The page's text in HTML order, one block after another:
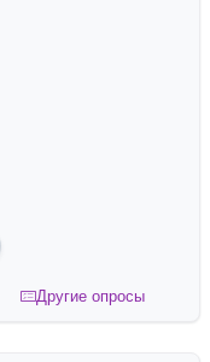
Другие опросы